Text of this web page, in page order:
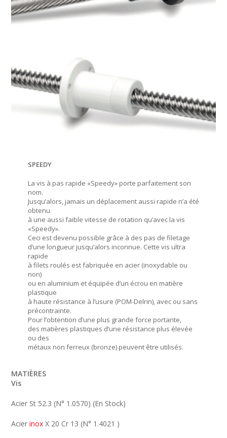
SPEEDY
La vis à pas rapide «Speedy» porte parfaitement son
nom.
Jusqu’alors, jamais un déplacement aussi rapide n’a été
obtenu
à une aussi faible vitesse de rotation qu’avec la vis
«Speedy».
Ceci est devenu possible grâce à des pas de filetage
d’une longueur jusqu’alors inconnue. Cette vis ultra
rapide
à filets roulés est fabriquée en acier (inoxydable ou
non)
ou en aluminium et équipée d’un écrou en matière
plastique
à haute résistance à l’usure (POM-Delrin), avec ou sans
précontrainte.
Pour l’obtention d’une plus grande force portante,
des matières plastiques d’une résistance plus élevée
ou des
métaux non ferreux (bronze) peuvent être utilisés.
MATIÈRES
Vis
Acier St 52.3 (N° 1.0570) (En Stock)
Acierinox X 20 Cr 13 (N° 1.4021 )